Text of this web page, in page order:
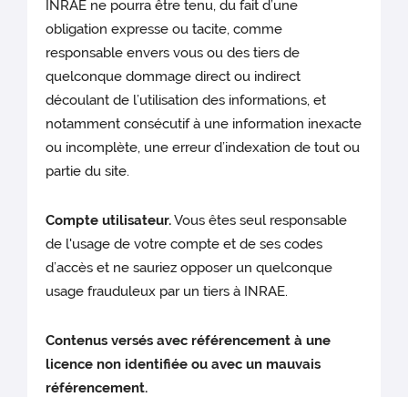
INRAE ne pourra être tenu, du fait d’une
obligation expresse ou tacite, comme
responsable envers vous ou des tiers de
quelconque dommage direct ou indirect
découlant de l’utilisation des informations, et
notamment consécutif à une information inexacte
ou incomplète, une erreur d’indexation de tout ou
partie du site.
Compte utilisateur.Vous êtes seul responsable
de l'usage de votre compte et de ses codes
d’accès et ne sauriez opposer un quelconque
usage frauduleux par un tiers à INRAE.
Contenus versés avec référencement à une
licence non identifiée ou avec un mauvais
référencement.